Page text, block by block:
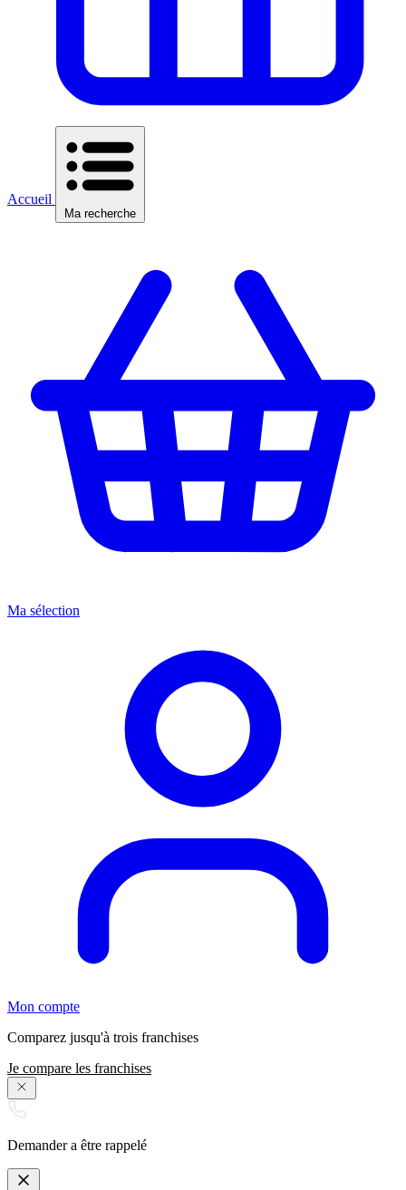
Accueil
Ma recherche
Ma sélection
Mon compte
Comparez jusqu'à trois franchises
Je compare les franchises
Demander a être rappelé